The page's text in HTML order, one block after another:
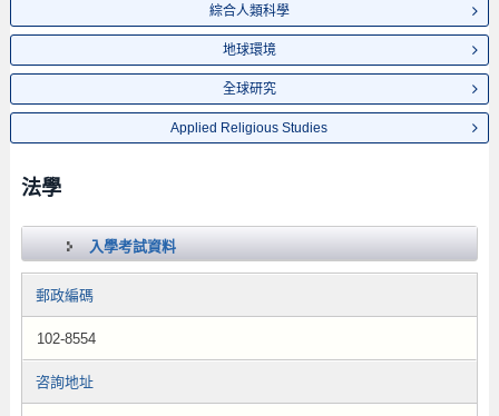
綜合人類科學
地球環境
全球研究
Applied Religious Studies
法學
入學考試資料
郵政編碼
102-8554
咨詢地址